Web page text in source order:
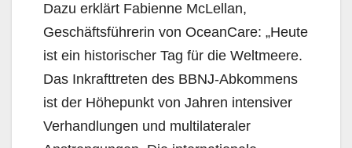
Dazu erklärt Fabienne McLellan,
Geschäftsführerin von OceanCare: „Heute
ist ein historischer Tag für die Weltmeere.
Das Inkrafttreten des BBNJ-Abkommens
ist der Höhepunkt von Jahren intensiver
Verhandlungen und multilateraler